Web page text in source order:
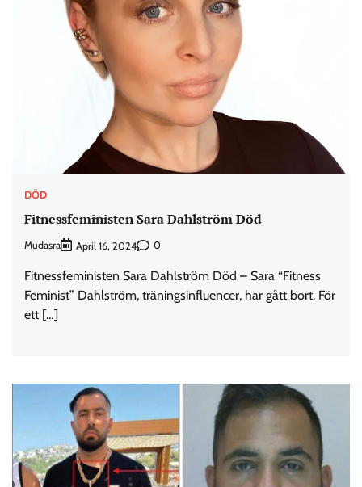
DÖD
Fitnessfeministen Sara Dahlström Död
Mudasra April 16, 2024 0
Fitnessfeministen Sara Dahlström Död – Sara “Fitness
Feminist” Dahlström, träningsinfluencer, har gått bort. För
ett […]